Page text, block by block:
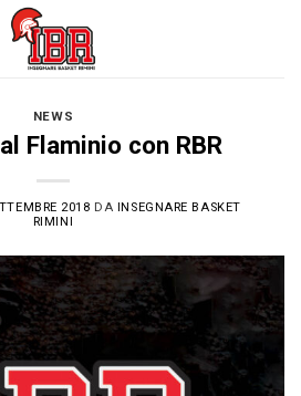
NEWS
Flaminio con RBR
2018 DA INSEGNARE BASKET
RIMINI